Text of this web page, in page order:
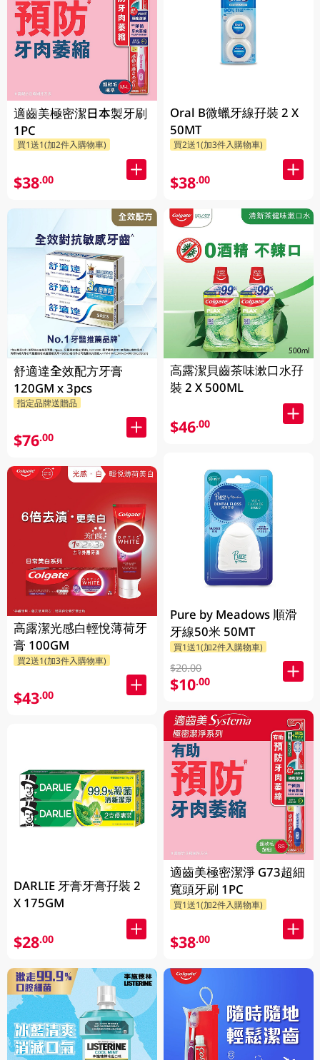
適齒美極密潔日本製牙刷
1PC
買1送1(加2件入購物車)
$38.00
舒適達全效配方牙膏
120GM x 3pcs
指定品牌送贈品
$76.00
高露潔光感白輕悅薄荷牙
膏 100GM
買2送1(加3件入購物車)
$43.00
DARLIE 牙膏牙膏孖裝 2
X 175GM
$28.00
Oral B微蠟牙線孖裝 2 X
50MT
買2送1(加3件入購物車)
$38.00
高露潔貝齒茶味漱口水孖
裝 2 X 500ML
$46.00
Pure by Meadows 順滑
牙線50米 50MT
買1送1(加2件入購物車)
$20.00
$10.00
適齒美極密潔淨 G73超細
寬頭牙刷 1PC
買1送1(加2件入購物車)
$38.00